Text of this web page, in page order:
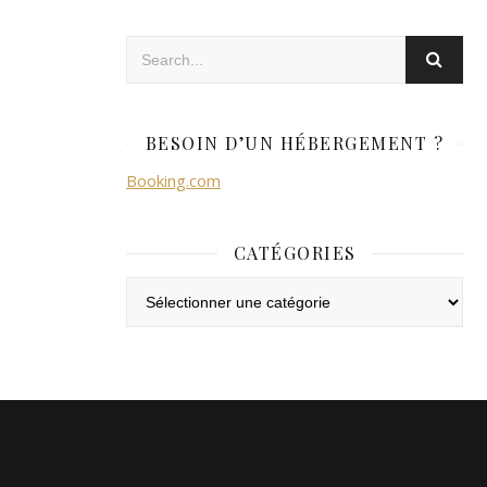
BESOIN D’UN HÉBERGEMENT ?
Booking.com
CATÉGORIES